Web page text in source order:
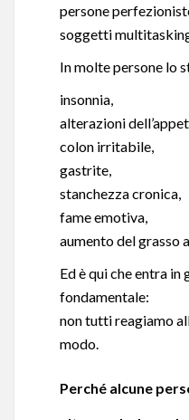
persone
soggetti
In molte persone lo
insonnia,
alterazioni
colon irritabile,
gastrite,
stanchezza cronica,
fame emotiva,
aumento del grasso
Ed è qui che entra
fondamentale:
non tutti reagiamo
modo.
Perché alcune